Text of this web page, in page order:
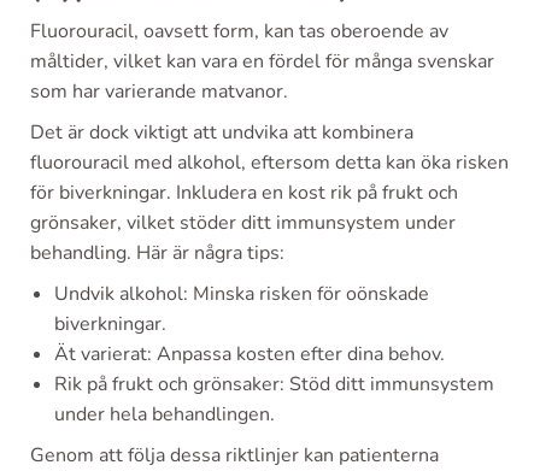
Fluorouracil, oavsett form, kan tas oberoende av
måltider, vilket kan vara en fördel för många svenskar
som har varierande matvanor.
Det är dock viktigt att undvika att kombinera
fluorouracil med alkohol, eftersom detta kan öka risken
för biverkningar. Inkludera en kost rik på frukt och
grönsaker, vilket stöder ditt immunsystem under
behandling. Här är några tips:
Undvik alkohol: Minska risken för oönskade
biverkningar.
Ät varierat: Anpassa kosten efter dina behov.
Rik på frukt och grönsaker: Stöd ditt immunsystem
under hela behandlingen.
Genom att följa dessa riktlinjer kan patienterna